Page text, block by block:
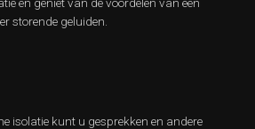
storende geluiden.
isolatie kunt u gesprekken en andere